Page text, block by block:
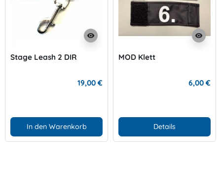
visibility
Stage Leash 2 DIR
19,00 €
In den Warenkorb
visibility
MOD Klett
6,00 €
Details